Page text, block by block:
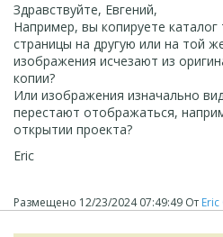
Здравствуйте, Евгений,
Например, вы копируете
страницы на другую или на той
изображения исчезают из
копии?
Или изображения изначально
перестают отображаться,
открытии проекта?
Eric
Размещено 12/23/2024 07:49:49 От Eric